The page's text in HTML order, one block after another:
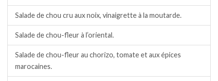
Salade de chou cru aux noix, vinaigrette à la moutarde.
Salade de chou-fleur à l’oriental.
Salade de chou-fleur au chorizo, tomate et aux épices
marocaines.